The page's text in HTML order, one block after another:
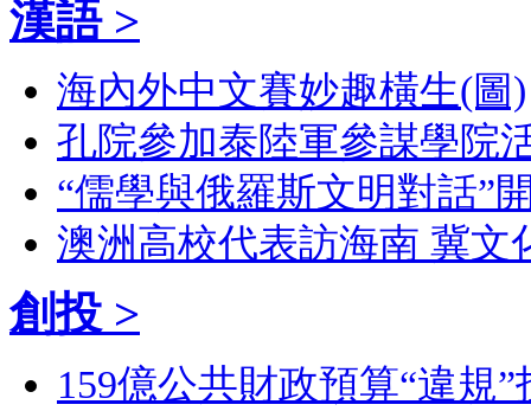
漢語 >
海內外中文賽妙趣橫生(圖)
孔院參加泰陸軍參謀學院
“儒學與俄羅斯文明對話”
澳洲高校代表訪海南 冀文
創投 >
159億公共財政預算“違規”